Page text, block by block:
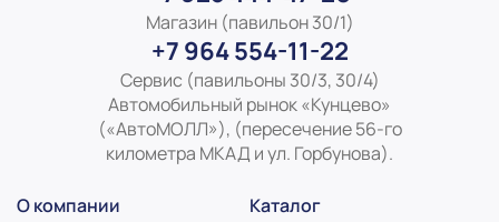
Магазин (павильон 30/1)
+7 964 554-11-22
Сервис (павильоны 30/3, 30/4)
Автомобильный рынок «Кунцево»
(«АвтоМОЛЛ»), (пересечение 56-го
километра МКАД и ул. Горбунова).
О компании Каталог